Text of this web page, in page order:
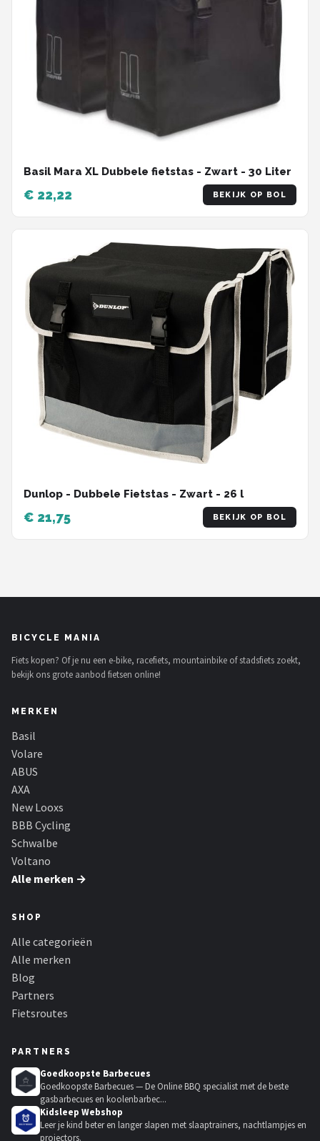
Basil Mara XL Dubbele fietstas - Zwart - 30 Liter
€ 22,22 BEKIJK OP BOL
Dunlop - Dubbele Fietstas - Zwart - 26 l
€ 21,75 BEKIJK OP BOL
BICYCLE MANIA
Fiets kopen? Of je nu een e-bike, racefiets, mountainbike of stadsfiets zoekt,
bekijk ons grote aanbod fietsen online!
MERKEN
Basil
Volare
ABUS
AXA
New Looxs
BBB Cycling
Schwalbe
Voltano
Alle merken →
SHOP
Alle categorieën
Alle merken
Blog
Partners
Fietsroutes
PARTNERS
Goedkoopste Barbecues
Goedkoopste Barbecues — De Online BBQ specialist met de beste
gasbarbecues en koolenbarbec...
Kidsleep Webshop
Leer je kind beter en langer slapen met slaaptrainers, nachtlampjes en
projectors.